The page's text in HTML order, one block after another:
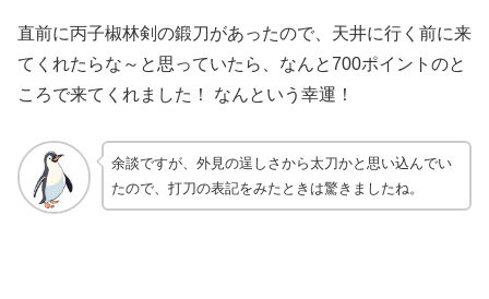
直前に丙子椒林剣の鍛刀があったので、天井に行く前に来
てくれたらな～と思っていたら、なんと700ポイントのと
ころで来てくれました！ なんという幸運！
余談ですが、外見の逞しさから太刀かと思い込んでい
たので、打刀の表記をみたときは驚きましたね。